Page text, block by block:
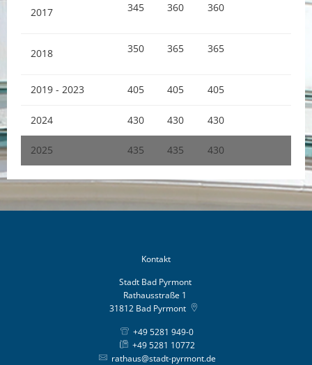
2017 345 360 360
2018 350 365 365
2019 - 2023 405 405 405
2024 430 430 430
2025 435 435 430
Kontakt
Stadt Bad Pyrmont
Rathausstraße 1
31812 Bad Pyrmont
+49 5281 949-0
+49 5281 10772
rathaus@stadt-pyrmont.de